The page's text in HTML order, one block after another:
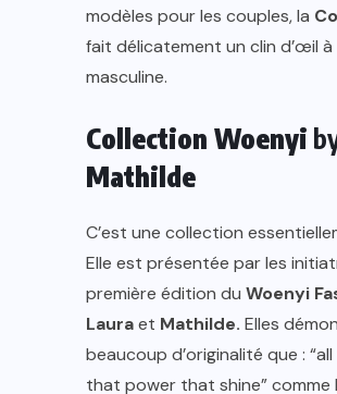
modèles pour les couples, la
fait délicatement un clin d’œil à
masculine.
Collection Woenyi
Mathilde
C’est une collection
Elle est présentée par les
première édition du Woenyi
Lauraet Mathilde. Elles
beaucoup d’originalité que :
that power that shine” comme